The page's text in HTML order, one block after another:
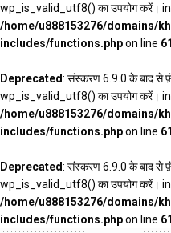
wp_is_valid_utf8() का उपयोग करें। in
/home/u888153276/domains/
includes/functions.phpon line
Deprecated: संस्करण 6.9.0 के बाद
wp_is_valid_utf8() का उपयोग करें। in
/home/u888153276/domains/
includes/functions.phpon line
Deprecated: संस्करण 6.9.0 के बाद
wp_is_valid_utf8() का उपयोग करें। in
/home/u888153276/domains/
includes/functions.phpon line